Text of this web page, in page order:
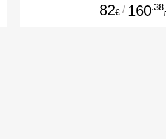
82€ / 160.38